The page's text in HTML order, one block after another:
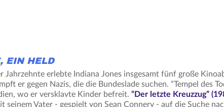
EIN HELD
Jahrzehnte erlebte Indiana Jones insgesamt fünf große
er gegen Nazis, die die Bundeslade suchen. “Tempel des
wo er versklavte Kinder befreit. “Der letzte Kreuzzug”
seinem Vater - gespielt von Sean Connery - auf die Suche